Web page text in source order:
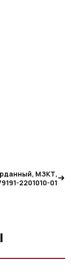
МЗКТ,
2201010-01